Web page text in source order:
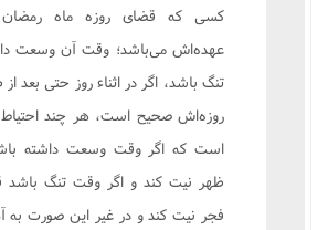
کسی که قضای روزه ماه
عهده‌اش می‌باشد؛ وقت آن وسعت
تنگ باشد، اگر در اثناء روز حتی بعد
روزه‌اش صحیح است، هر چند
است که اگر وقت وسعت داشته
ظهر نیت کند و اگر وقت تنگ باشد
فجر نیت کند و در غیر این صورت به